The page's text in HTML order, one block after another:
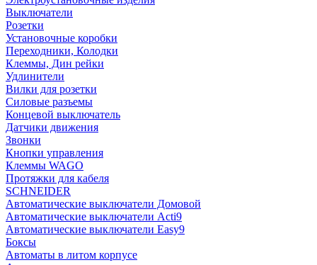
Выключатели
Розетки
Установочные коробки
Переходники, Колодки
Клеммы, Дин рейки
Удлинители
Вилки для розетки
Силовые разъемы
Концевой выключатель
Датчики движения
Звонки
Кнопки управления
Клеммы WAGO
Протяжки для кабеля
SCHNEIDER
Автоматические выключатели Домовой
Автоматические выключатели Acti9
Автоматические выключатели Easy9
Боксы
Автоматы в литом корпусе